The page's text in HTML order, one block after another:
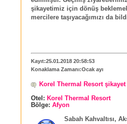
şikayetimiz için dönüş
mercilere taşıyacağımızı da
Kayıt:25.01.2018 20:58:53
Konaklama Zamanı:Ocak ayı
Korel Thermal Resort şikayet
Otel: Korel Thermal Resort
Bölge: Afyon
Sabah Kahvaltısı,